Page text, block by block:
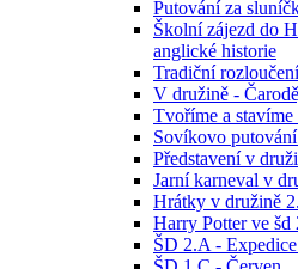
Putování za
Školní zájezd do
anglické historie
Tradiční
V družině -
Tvoříme a stavíme
Sovíkovo
Představení v
Jarní karneval v
Hrátky v družině
Harry Potter ve šd
ŠD 2.A -